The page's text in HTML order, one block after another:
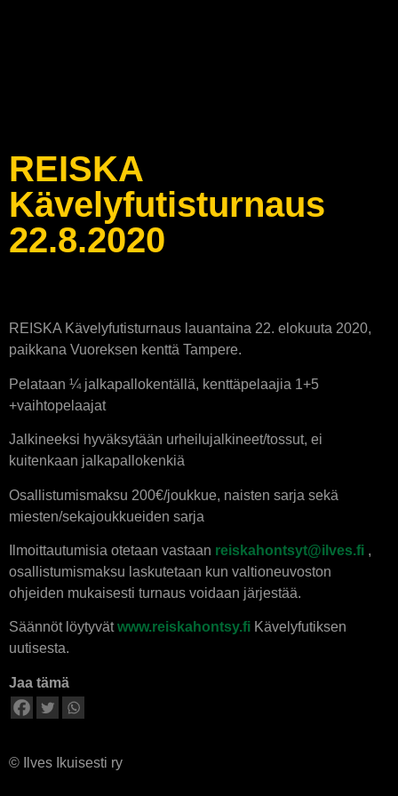
REISKA
Kävelyfutisturnaus
22.8.2020
REISKA Kävelyfutisturnaus lauantaina 22. elokuuta 2020,
paikkana Vuoreksen kenttä Tampere.
Pelataan ¼ jalkapallokentällä, kenttäpelaajia 1+5
+vaihtopelaajat
Jalkineeksi hyväksytään urheilujalkineet/tossut, ei
kuitenkaan jalkapallokenkiä
Osallistumismaksu 200€/joukkue, naisten sarja sekä
miesten/sekajoukkueiden sarja
Ilmoittautumisia otetaan vastaan reiskahontsyt@ilves.fi ,
osallistumismaksu laskutetaan kun valtioneuvoston
ohjeiden mukaisesti turnaus voidaan järjestää.
Säännöt löytyvätwww.reiskahontsy.fi Kävelyfutiksen
uutisesta.
Jaa tämä
© Ilves Ikuisesti ry